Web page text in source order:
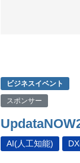
ビジネスイベント
スポンサー
AI(人工知能)